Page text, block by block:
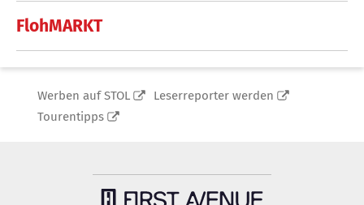
FlohMARKT
Werben auf STOL
Leserreporter werden
Tourentipps